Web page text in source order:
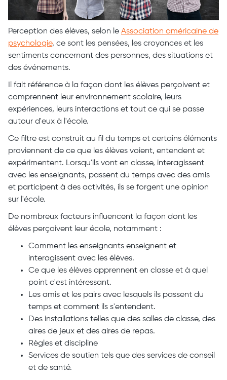
Perception des élèves, selon le Association américaine de
psychologie, ce sont les pensées, les croyances et les
sentiments concernant des personnes, des situations et
des événements.
Il fait référence à la façon dont les élèves perçoivent et
comprennent leur environnement scolaire, leurs
expériences, leurs interactions et tout ce qui se passe
autour d'eux à l'école.
Ce filtre est construit au fil du temps et certains éléments
proviennent de ce que les élèves voient, entendent et
expérimentent. Lorsqu'ils vont en classe, interagissent
avec les enseignants, passent du temps avec des amis
et participent à des activités, ils se forgent une opinion
sur l'école.
De nombreux facteurs influencent la façon dont les
élèves perçoivent leur école, notamment :
Comment les enseignants enseignent et
interagissent avec les élèves.
Ce que les élèves apprennent en classe et à quel
point c'est intéressant.
Les amis et les pairs avec lesquels ils passent du
temps et comment ils s'entendent.
Des installations telles que des salles de classe, des
aires de jeux et des aires de repas.
Règles et discipline
Services de soutien tels que des services de conseil
et de santé.